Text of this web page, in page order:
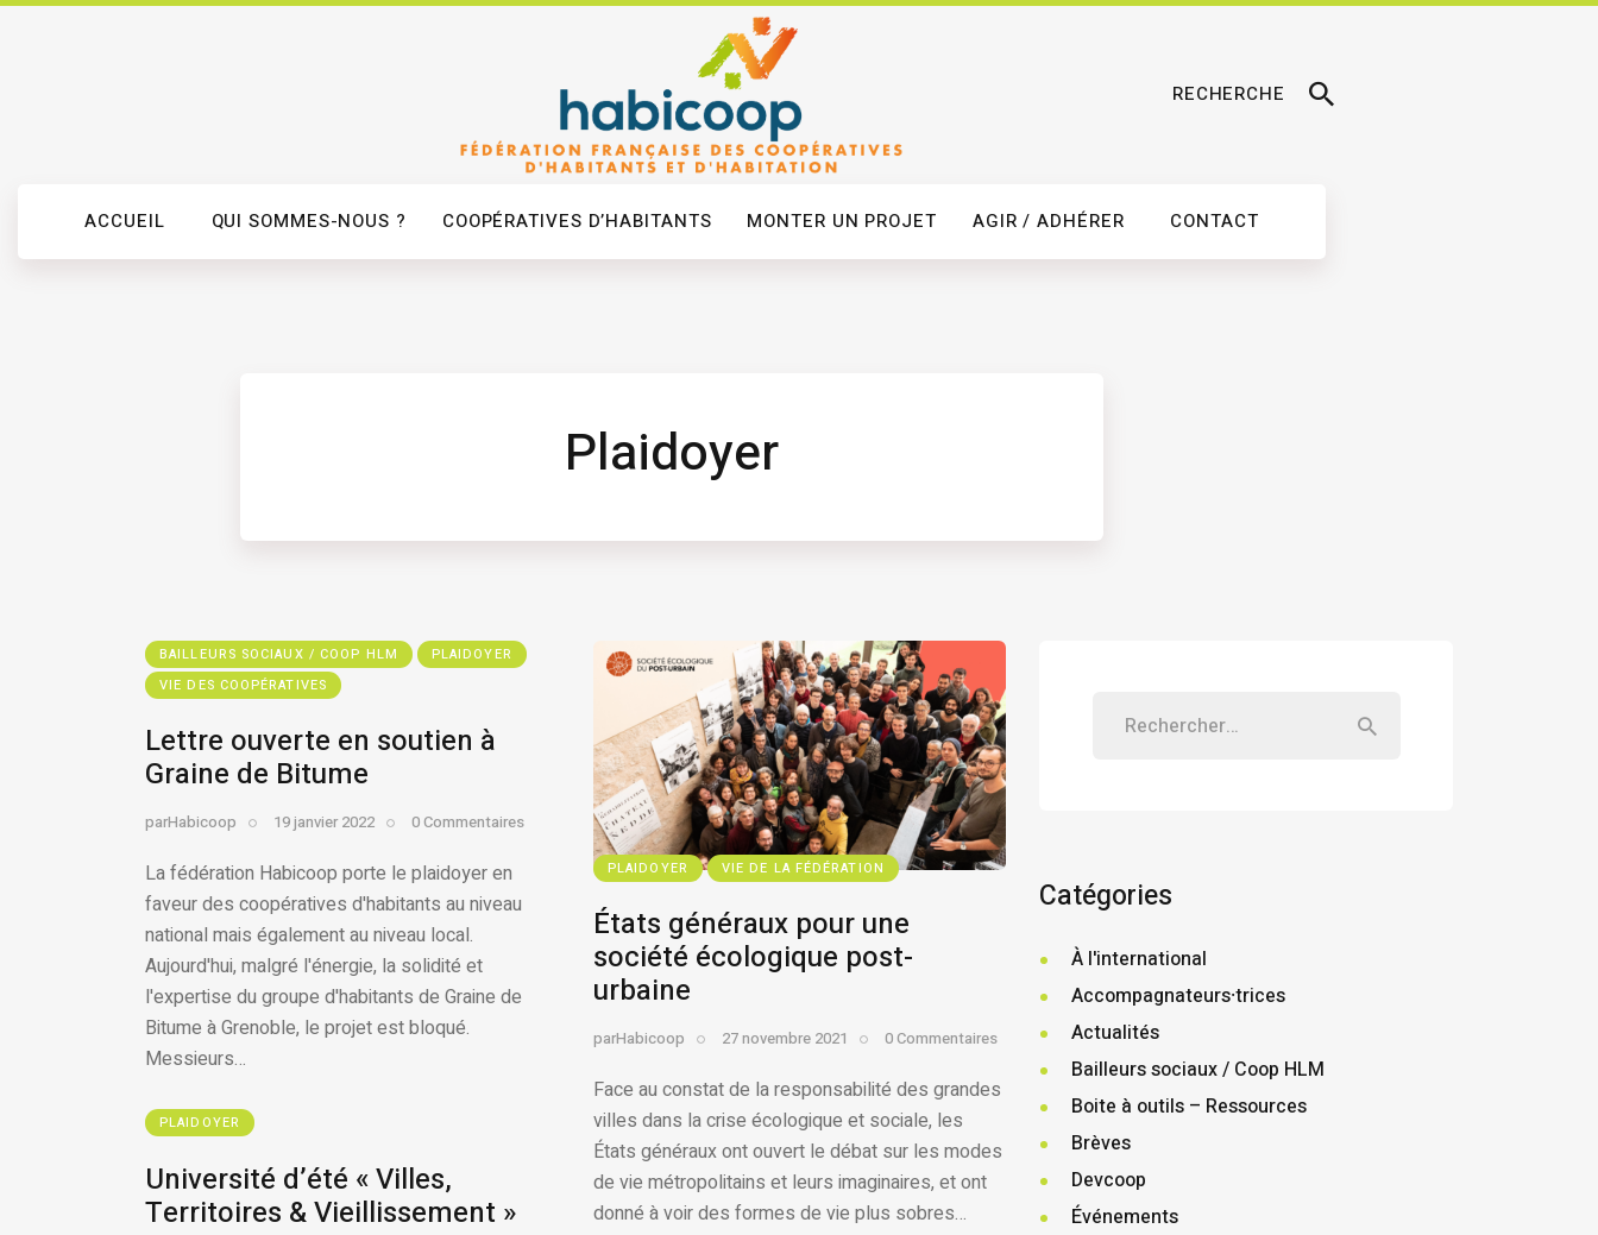
RECHERCHE
ACCUEIL QUI SOMMES-NOUS ? COOPÉRATIVES D’HABITANTS MONTER UN PROJET AGIR / ADHÉRER CONTACT
Plaidoyer
BAILLEURS SOCIAUX / COOP HLM
PLAIDOYER
VIE DES COOPÉRATIVES
Lettre ouverte en soutien à
Graine de Bitume
parHabicoop 19 janvier 2022 0 Commentaires
La fédération Habicoop porte le plaidoyer en
faveur des coopératives d'habitants au niveau
national mais également au niveau local.
Aujourd'hui, malgré l'énergie, la solidité et
l'expertise du groupe d'habitants de Graine de
Bitume à Grenoble, le projet est bloqué.
Messieurs…
PLAIDOYER VIE DE LA FÉDÉRATION
États généraux pour une
société écologique post-
urbaine
parHabicoop 27 novembre 2021 0 Commentaires
Face au constat de la responsabilité des grandes
villes dans la crise écologique et sociale, les
États généraux ont ouvert le débat sur les modes
de vie métropolitains et leurs imaginaires, et ont
donné à voir des formes de vie plus sobres…
PLAIDOYER
Université d’été « Villes,
Territoires & Vieillissement »
Catégories
À l'international
Accompagnateurs⸱trices
Actualités
Bailleurs sociaux / Coop HLM
Boite à outils – Ressources
Brèves
Devcoop
Événements